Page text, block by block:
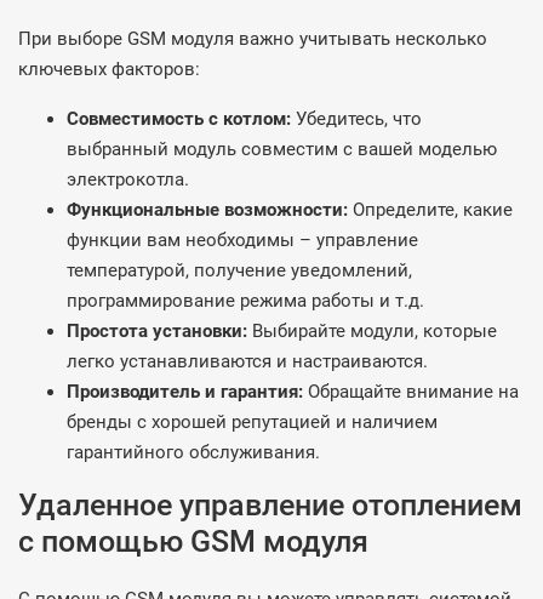
При выборе GSM модуля важно учитывать несколько
ключевых факторов:
Совместимость с котлом: Убедитесь, что
выбранный модуль совместим с вашей моделью
электрокотла.
Функциональные возможности: Определите, какие
функции вам необходимы – управление
температурой, получение уведомлений,
программирование режима работы и т.д.
Простота установки: Выбирайте модули, которые
легко устанавливаются и настраиваются.
Производитель и гарантия: Обращайте внимание на
бренды с хорошей репутацией и наличием
гарантийного обслуживания.
Удаленное управление отоплением
с помощью GSM модуля